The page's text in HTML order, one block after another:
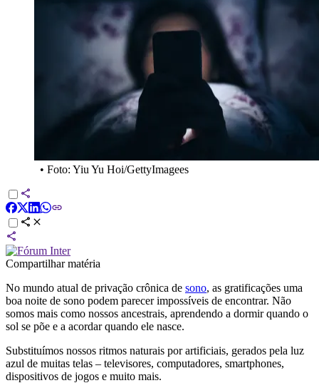
• Foto: Yiu Yu Hoi/GettyImagees
Compartilhar matéria
No mundo atual de privação crônica de sono, as gratificações uma
boa noite de sono podem parecer impossíveis de encontrar. Não
somos mais como nossos ancestrais, aprendendo a dormir quando o
sol se põe e a acordar quando ele nasce.
Substituímos nossos ritmos naturais por artificiais, gerados pela luz
azul de muitas telas – televisores, computadores, smartphones,
dispositivos de jogos e muito mais.